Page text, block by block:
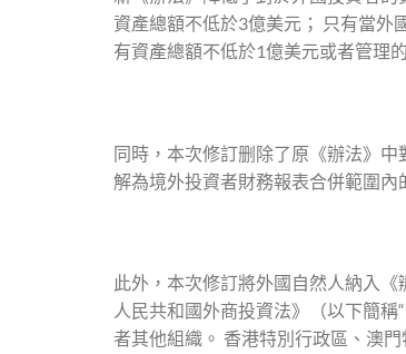
資產總額不低於3億美元； 只有當外
有資產總額不低於1億美元或者管理
同時，本次修訂删除了原《辦法》中
解為境外投資者財務報表合併範圍內
此外，本次修訂將外國自然人納入
人民共和國外商投資法》（以下簡
者其他組織。 香港特別行政區、澳